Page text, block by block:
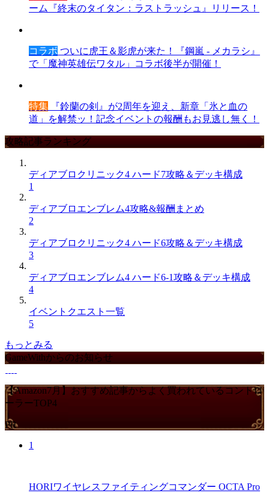
ーム『終末のタイタン：ラストラッシュ』リリース！
コラボ ついに虎王＆影虎が来た！『鋼嵐 - メカラシ』
で「魔神英雄伝ワタル」コラボ後半が開催！
特集 『鈴蘭の剣』が2周年を迎え、新章「氷と血の
道」を解禁ッ！記念イベントの報酬もお見逃し無く！
攻略記事ランキング
ディアブロクリニック4 ハード7攻略＆デッキ構成
1
ディアブロエンブレム4攻略&報酬まとめ
2
ディアブロクリニック4 ハード6攻略＆デッキ構成
3
ディアブロエンブレム4 ハード6-1攻略＆デッキ構成
4
イベントクエスト一覧
5
もっとみる
GameWithからのお知らせ
【Amazon7月】おすすめ記事からよく買われているコントロ
ーラーTOP4
PR
1
HORIワイヤレスファイティングコマンダー OCTA Pro